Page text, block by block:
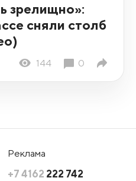
зрелищно»:
сняли столб
144 0
Реклама
+7 4162 222 742